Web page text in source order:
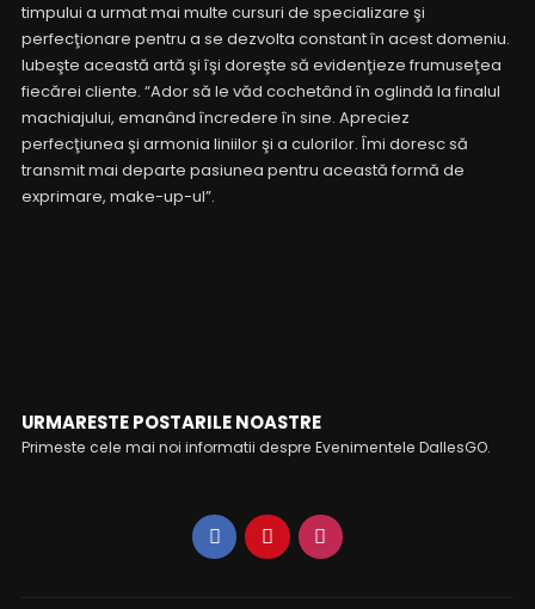
timpului a urmat mai multe cursuri de specializare şi
perfecţionare pentru a se dezvolta constant în acest domeniu.
Iubeşte această artă şi îşi doreşte să evidenţieze frumuseţea
fiecărei cliente. “Ador să le văd cochetând în oglindă la finalul
machiajului, emanând încredere în sine. Apreciez
perfecţiunea şi armonia liniilor şi a culorilor. Îmi doresc să
transmit mai departe pasiunea pentru această formă de
exprimare, make-up-ul”.
URMARESTE POSTARILE NOASTRE
Primeste cele mai noi informatii despre Evenimentele DallesGO.